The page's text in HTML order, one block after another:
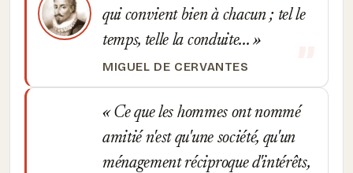
qui convient bien à chacun ; tel le
temps, telle la conduite...
MIGUEL DE CERVANTES
Ce que les hommes ont nommé
amitié n'est qu'une société, qu'un
ménagement réciproque d'intérêts,